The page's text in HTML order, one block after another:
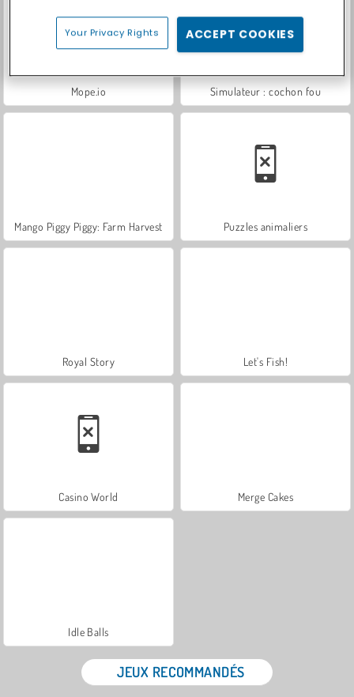
Mope.io Simulateur : cochon fou
Mango Piggy Piggy: Farm Harvest Puzzles animaliers
Royal Story Let's Fish!
Casino World Merge Cakes
Idle Balls
JEUX RECOMMANDÉS
Your Privacy Rights ACCEPT COOKIES